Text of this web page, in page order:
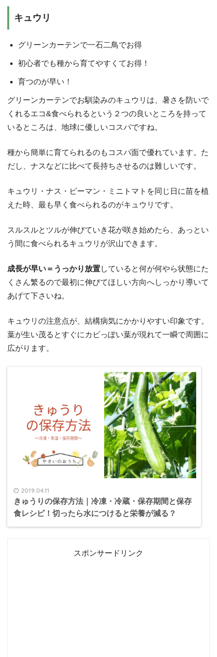
キュウリ
グリーンカーテンで一石二鳥でお得
初心者でも種から育てやすくてお得！
育つのが早い！
グリーンカーテンでお馴染みのキュウリは、暑さを防いで
くれるエコ&食べられるという２つの良いところを持って
いるところは、地球に優しいコスパですね。
種から簡単に育てられるのもコスパ面で優れています。た
だし、ナスなどに比べて長持ちさせるのは難しいです。
キュウリ・ナス・ピーマン・ミニトマトを同じ日に苗を植
えた時、最も早く食べられるのがキュウリです。
スルスルとツルが伸びていき花が咲き始めたら、あっとい
う間に食べられるキュウリが沢山できます。
成長が早い＝うっかり放置していると何が何やら状態にた
くさん繁るので最初に伸びてほしい方向へしっかり導いて
あげて下さいね。
キュウリの注意点が、結構病気にかかりやすい印象です。
葉が生い茂るとすぐにカビっぽい葉が現れて一瞬で周囲に
広がります。
2019.04.11
きゅうりの保存方法｜冷凍・冷蔵・保存期間と保存
食レシピ！切ったら水につけると栄養が減る？